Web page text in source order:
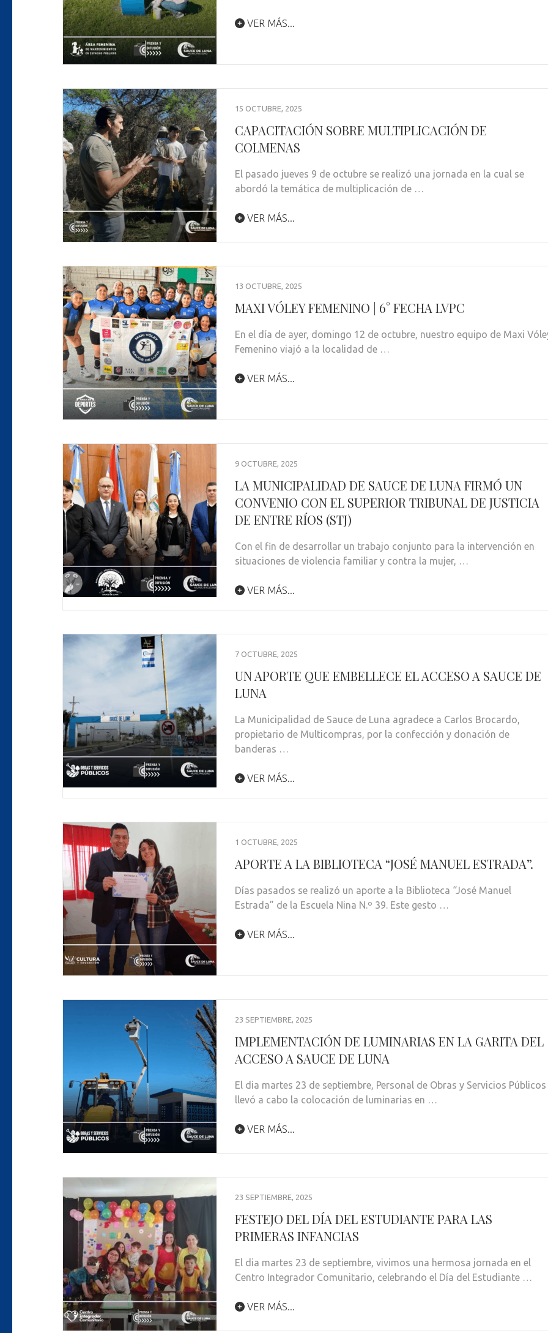
VER MÁS...
15 OCTUBRE, 2025
CAPACITACIÓN SOBRE MULTIPLICACIÓN DE
COLMENAS
El pasado jueves 9 de octubre se realizó una jornada en la cual se
abordó la temática de multiplicación de …
VER MÁS...
13 OCTUBRE, 2025
MAXI VÓLEY FEMENINO | 6° FECHA LVPC
En el día de ayer, domingo 12 de octubre, nuestro equipo de Maxi
Femenino viajó a la localidad de …
VER MÁS...
9 OCTUBRE, 2025
LA MUNICIPALIDAD DE SAUCE DE LUNA FIRMÓ UN
CONVENIO CON EL SUPERIOR TRIBUNAL DE JUSTICIA
DE ENTRE RÍOS (STJ)
Con el fin de desarrollar un trabajo conjunto para la intervención en
situaciones de violencia familiar y contra la mujer, …
VER MÁS...
7 OCTUBRE, 2025
UN APORTE QUE EMBELLECE EL ACCESO A SAUCE DE
LUNA
La Municipalidad de Sauce de Luna agradece a Carlos Brocardo,
propietario de Multicompras, por la confección y donación de
banderas …
VER MÁS...
1 OCTUBRE, 2025
APORTE A LA BIBLIOTECA “JOSÉ MANUEL ESTRADA”.
Días pasados se realizó un aporte a la Biblioteca “José Manuel
Estrada” de la Escuela Nina N.º 39. Este gesto …
VER MÁS...
23 SEPTIEMBRE, 2025
IMPLEMENTACIÓN DE LUMINARIAS EN LA GARITA DEL
ACCESO A SAUCE DE LUNA
El dia martes 23 de septiembre, Personal de Obras y Servicios Públicos
llevó a cabo la colocación de luminarias en …
VER MÁS...
23 SEPTIEMBRE, 2025
FESTEJO DEL DÍA DEL ESTUDIANTE PARA LAS
PRIMERAS INFANCIAS
El dia martes 23 de septiembre, vivimos una hermosa jornada en el
Centro Integrador Comunitario, celebrando el Día del Estudiante …
VER MÁS...